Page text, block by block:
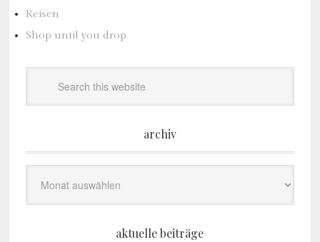
Reisen
Shop until you drop
archiv
aktuelle beiträge